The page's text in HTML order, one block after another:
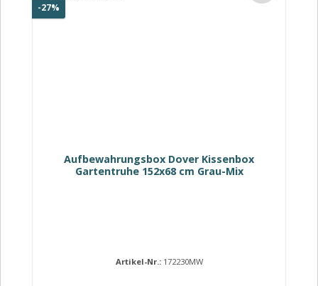
-27%
Aufbewahrungsbox Dover Kissenbox
Gartentruhe 152x68 cm Grau-Mix
Artikel-Nr.: 172230MW